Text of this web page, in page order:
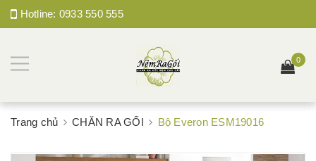
Hotline: 0933 550 555
0
Trang chủ CHĂN RA GỐI Bộ Everon ESM19016